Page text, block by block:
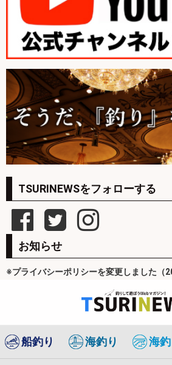
TSURINEWSをフォローする
お知らせ
※プライバシーポリシーを変更しました（
船釣り 海釣り 海